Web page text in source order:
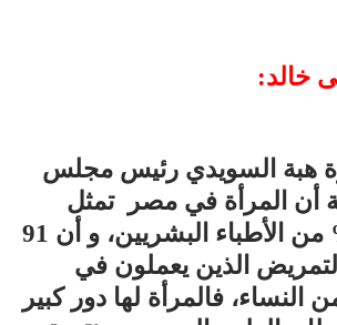
خالد:
هبة السويدي رئيس مجلس
أن المرأة في مصر تمثل
حوالي 42.4 % من الأطباء البشريين، و أن 91
الذين يعملون في
النساء، فالمرأة لها دور كبير